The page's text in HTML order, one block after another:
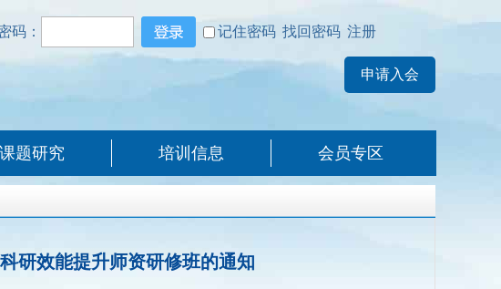
码： 记住密码 找回密码 注册
课题研究 培训信息 会员专区
研效能提升师资研修班的通知